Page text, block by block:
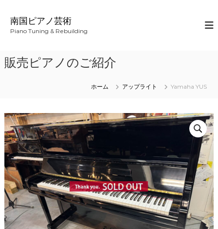
へ
ス
南国ピアノ芸術
Piano Tuning & Rebuilding
販売ピアノのご紹介
ホーム アップライト Yamaha YUS